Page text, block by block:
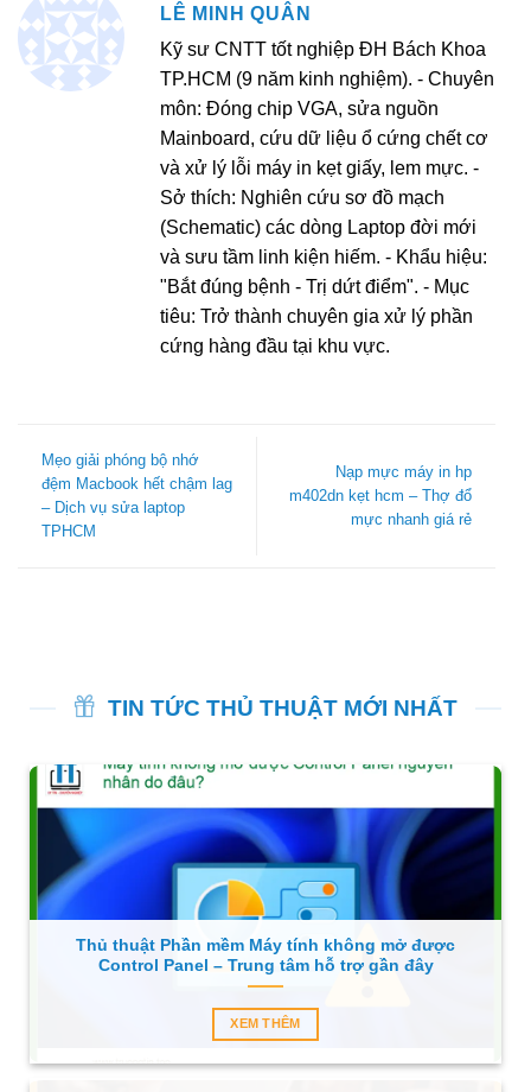
LÊ MINH QUÂN
Kỹ sư CNTT tốt nghiệp ĐH Bách Khoa
TP.HCM (9 năm kinh nghiệm). - Chuyên
môn: Đóng chip VGA, sửa nguồn
Mainboard, cứu dữ liệu ổ cứng chết cơ
và xử lý lỗi máy in kẹt giấy, lem mực. -
Sở thích: Nghiên cứu sơ đồ mạch
(Schematic) các dòng Laptop đời mới
và sưu tầm linh kiện hiếm. - Khẩu hiệu:
"Bắt đúng bệnh - Trị dứt điểm". - Mục
tiêu: Trở thành chuyên gia xử lý phần
cứng hàng đầu tại khu vực.
Mẹo giải phóng bộ nhớ
đệm Macbook hết chậm lag
– Dịch vụ sửa laptop
TPHCM
Nạp mực máy in hp
m402dn kẹt hcm – Thợ đổ
mực nhanh giá rẻ
TIN TỨC THỦ THUẬT MỚI NHẤT
Thủ thuật Phần mềm Máy tính không mở được
Control Panel – Trung tâm hỗ trợ gần đây
XEM THÊM